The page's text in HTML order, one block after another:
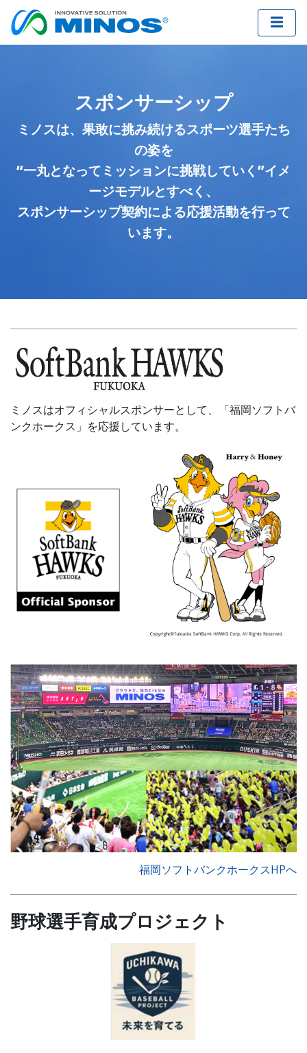
スポンサーシップ
ミノスは、果敢に挑み続けるスポーツ選手たち
の姿を
“一丸となってミッションに挑戦していく”イメ
ージモデルとすべく、
スポンサーシップ契約による応援活動を行って
います。
ミノスはオフィシャルスポンサーとして、「福岡ソフトバ
ンクホークス」を応援しています。
福岡ソフトバンクホークスHPへ
野球選手育成プロジェクト